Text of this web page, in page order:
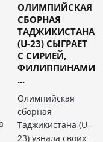
ОЛИМПИЙСКАЯ
СБОРНАЯ
ТАДЖИКИСТАНА
(U-23) СЫГРАЕТ
С СИРИЕЙ,
ФИЛИППИНАМИ
...
Олимпийская
сборная
Таджикистана (U-
23) узнала своих